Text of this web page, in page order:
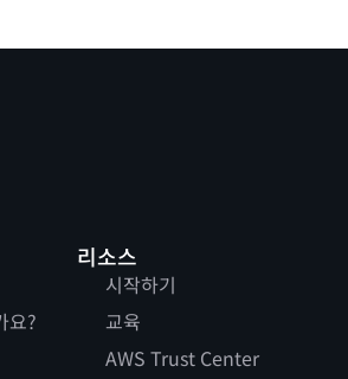
요?
리소스
시작하기
교육
AWS Trust Center